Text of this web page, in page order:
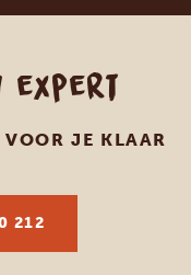
expert
JE KLAAR
212